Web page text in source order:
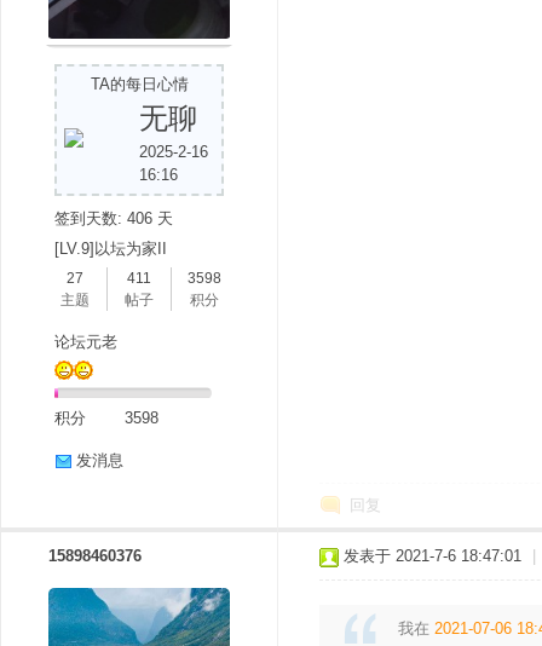
TA的每日心情
无聊
2025-2-16
16:16
签到天数: 406 天
[LV.9]以坛为家II
27
主题
411
帖子
3598
积分
论坛元老
积分 3598
发消息
回复
15898460376 发表于 2021-7-6 18:47:01
我在 2021-07-06